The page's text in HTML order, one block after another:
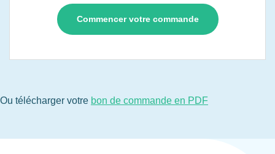
Ou télécharger votre bon de commande en PDF